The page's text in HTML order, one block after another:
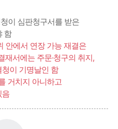
이 심판청구서를 받은
함
안에서 연장 가능 재결은
재서에는 주문·청구의 취지,
이 기명날인 함
거치지 아니하고
음